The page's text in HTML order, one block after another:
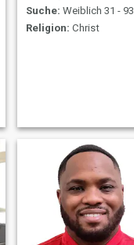
Suche: Weiblich 31 - 93
Religion: Christ